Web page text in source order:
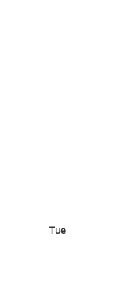
Tue